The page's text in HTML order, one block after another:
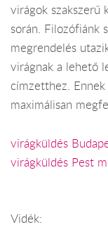
virágok szakszerű
során. Filozófiánk
megrendelés
virágnak a lehető
címzetthez.
maximálisan
virágküldés
virágküldés Pest
Vidék: